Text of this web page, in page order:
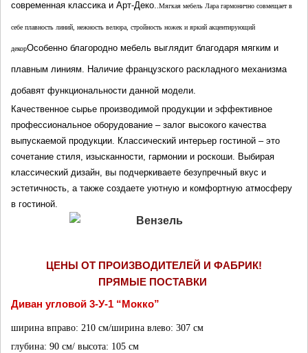
современная классика и Арт-Деко..Мягкая мебель Лара гармонично совмещает в
себе плавность линий, нежность велюра, стройность ножек и яркий акцентирующий
декорОсобенно благородно мебель выглядит благодаря мягким и
плавным линиям. Наличие французского раскладного механизма
добавят функциональности данной модели.
Качественное сырье производимой продукции и эффективное
профессиональное оборудование – залог высокого качества
выпускаемой продукции. Классический интерьер гостиной – это
сочетание стиля, изысканности, гармонии и роскоши. Выбирая
классический дизайн, вы подчеркиваете безупречный вкус и
эстетичность, а также создаете уютную и комфортную атмосферу
в гостиной.
ЦЕНЫ ОТ ПРОИЗВОДИТЕЛЕЙ И ФАБРИК!
ПРЯМЫЕ ПОСТАВКИ
Диван угловой 3-У-1 “Мокко”
ширина вправо: 210 см/ширина влево: 307 см
глубина: 90 см/ высота: 105 см